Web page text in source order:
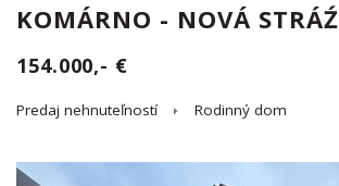
KOMÁRNO - NOVÁ STRÁŹ
154.000,- €
Predaj nehnuteľností Rodinný dom